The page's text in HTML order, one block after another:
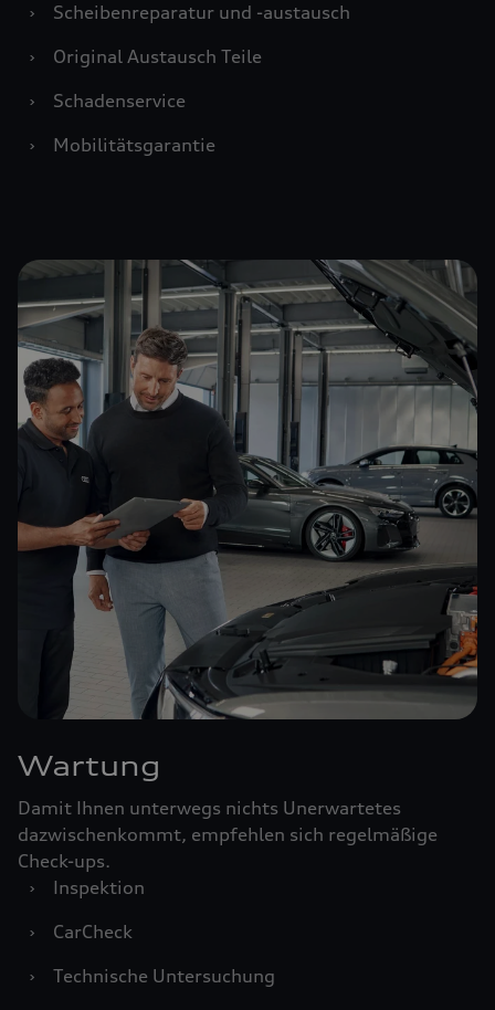
›
Scheibenreparatur und -austausch
›
Original Austausch Teile
›
Schadenservice
›
Mobilitätsgarantie
Wartung
Damit Ihnen unterwegs nichts Unerwartetes
dazwischenkommt, empfehlen sich regelmäßige
Check-ups.
›
Inspektion
›
CarCheck
›
Technische Untersuchung